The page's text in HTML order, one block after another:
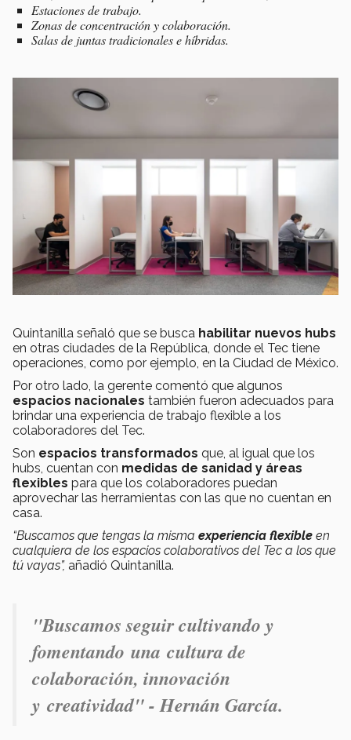
Estaciones de trabajo.
Zonas de concentración y colaboración.
Salas de juntas tradicionales e híbridas.
Quintanilla señaló que se busca habilitar nuevos hubs
en otras ciudades de la República, donde el Tec tiene
operaciones, como por ejemplo, en la Ciudad de México.
Por otro lado, la gerente comentó que algunos
espacios nacionales también fueron adecuados para
brindar una experiencia de trabajo flexible a los
colaboradores del Tec.
Son espacios transformados que, al igual que los
hubs, cuentan con medidas de sanidad y áreas
flexibles para que los colaboradores puedan
aprovechar las herramientas con las que no cuentan en
casa.
“Buscamos que tengas la misma experiencia flexible en
cualquiera de los espacios colaborativos del Tec a los que
tú vayas”, añadió Quintanilla.
"Buscamos seguir cultivando y
fomentando una cultura de
colaboración, innovación
y creatividad" - Hernán García.